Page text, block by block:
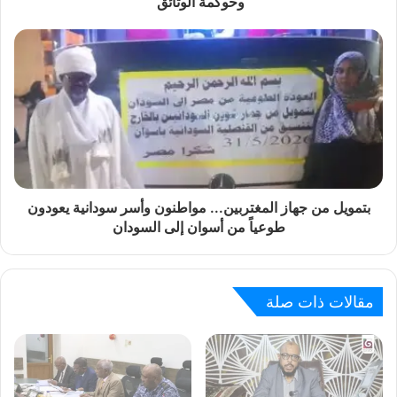
بتمويل من جهاز المغتربين... مواطنون وأسر سودانية يعودون
طوعياً من أسوان إلى السودان
مقالات ذات صلة